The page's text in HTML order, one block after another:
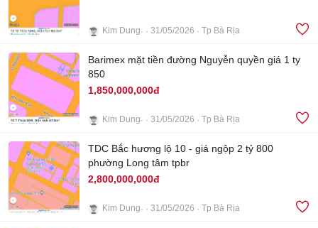
Kim Dung 31/05/2026 Tp Bà Rịa
Barimex mặt tiền đường Nguyễn quyền giá 1 ty
850
1,850,000,000đ
Kim Dung 31/05/2026 Tp Bà Rịa
TDC Bắc hương lộ 10 - giá ngộp 2 tỷ 800
phường Long tâm tpbr
2,800,000,000đ
Kim Dung 31/05/2026 Tp Bà Rịa